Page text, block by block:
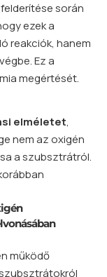
során
ezek a
reakciók, hanem
Ez a
megértését.
elméletet,
nem az oxigén
a szubsztrátról.
működő